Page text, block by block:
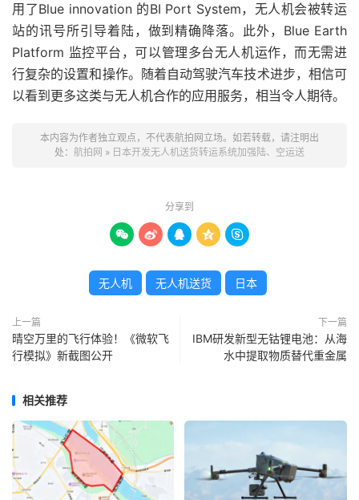
用了Blue innovation 的BI Port System，无人机会被转运
站的讯号所引导着陆，做到精确降落。此外，Blue Earth
Platform 监控平台，可以管理多台无人机运作，而无需进
行复杂的设置和操作。随着自动驾驶汽车技术进步，相信可
以看到更多这类与无人机合作的应用服务，相当令人期待。
本内容为作者独立观点，不代表航拍网立场。如若转载，请注明出
处： 航拍网 » 日本开发无人机送货转运系统加强陆、空运送
分享到
    
无人机 无人机送货 日本
上一篇
晴空万里的飞行体验！《微软飞
行模拟》新截图公开
下一篇
IBM研发新型无钴锂电池：从海
水中提取物质替代重金属
相关推荐